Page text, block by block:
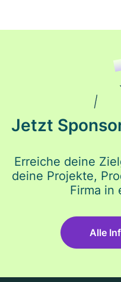
Jetzt
Erreiche deine
deine Projekte,
Firma in
Alle